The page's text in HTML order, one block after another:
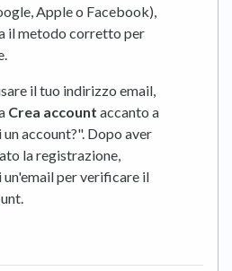
Apple o Facebook),
il metodo corretto per
il tuo indirizzo email,
Crea account accanto a
account?". Dopo aver
la registrazione,
un'email per verificare il